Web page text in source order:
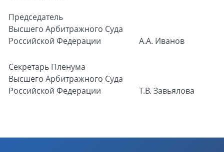
Председатель
Высшего Арбитражного Суда
Российской Федерации
А.А. Иванов
Секретарь Пленума
Высшего Арбитражного Суда
Российской Федерации
Т.В. Завьялова